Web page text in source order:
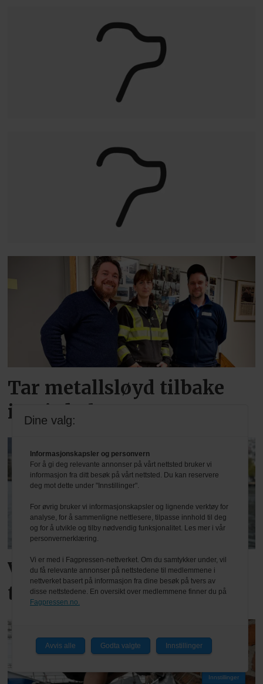
Tar metallsløyd tilbake
inn i skolen
Vil løfte bransjen med
tettere samarbeid
Innstillinger
Dine valg:
Informasjonskapsler og personvern
For å gi deg relevante annonser på vårt nettsted bruker vi
informasjon fra ditt besøk på vårt nettsted. Du kan reservere
deg mot dette under "Innstillinger".
For øvrig bruker vi informasjonskapsler og lignende verktøy for
analyse, for å sammenligne nettlesere, tilpasse innhold til deg
og for å utvikle og tilby nødvendig funksjonalitet. Les mer i vår
personvernerklæring.
Vi er med i Fagpressen-nettverket. Om du samtykker under, vil
du få relevante annonser på nettstedene til medlemmene i
nettverket basert på informasjon fra dine besøk på tvers av
disse nettstedene. En oversikt over medlemmene finner du på
Fagpressen.no.
Avvis alle Godta valgte Innstillinger